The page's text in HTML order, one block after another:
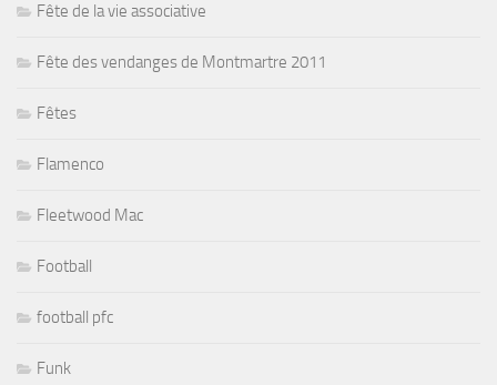
Fête de la vie associative
Fête des vendanges de Montmartre 2011
Fêtes
Flamenco
Fleetwood Mac
Football
football pfc
Funk